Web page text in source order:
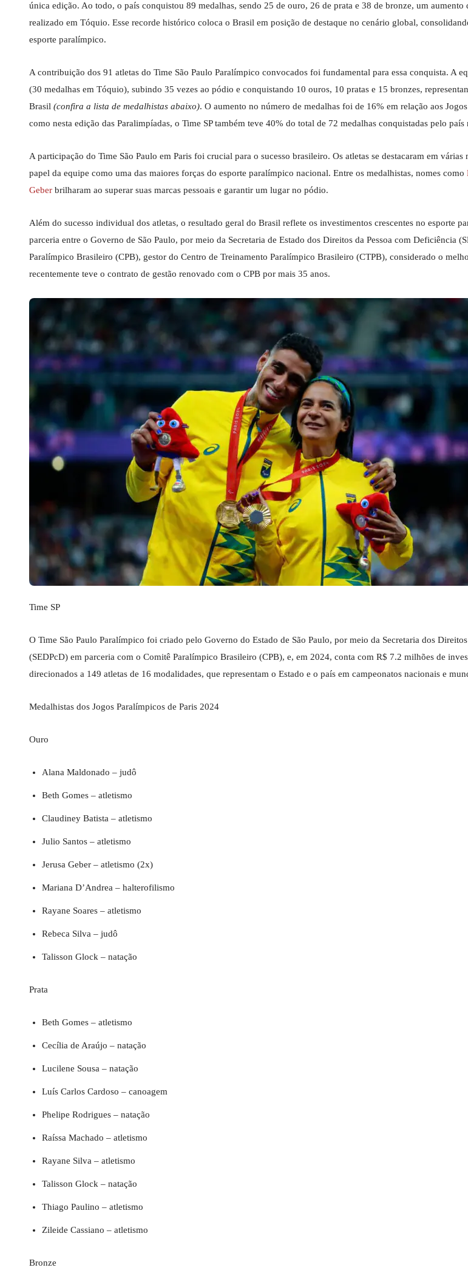
única edição. Ao todo, o país conquistou 89 medalhas, sendo 25 de ouro, 26 de prata e 38 de bronze, um aumento
realizado em Tóquio. Esse recorde histórico coloca o Brasil em posição de destaque no cenário global,
esporte paralímpico.
A contribuição dos 91 atletas do Time São Paulo Paralímpico convocados foi fundamental para essa conquista. A
(30 medalhas em Tóquio), subindo 35 vezes ao pódio e conquistando 10 ouros, 10 pratas e 15 bronzes,
Brasil (confira a lista de medalhistas abaixo). O aumento no número de medalhas foi de 16% em relação aos
como nesta edição das Paralimpíadas, o Time SP também teve 40% do total de 72 medalhas conquistadas pelo país
A participação do Time São Paulo em Paris foi crucial para o sucesso brasileiro. Os atletas se destacaram em
papel da equipe como uma das maiores forças do esporte paralímpico nacional. Entre os medalhistas, nomes como
Geber brilharam ao superar suas marcas pessoais e garantir um lugar no pódio.
Além do sucesso individual dos atletas, o resultado geral do Brasil reflete os investimentos crescentes no esporte
parceria entre o Governo de São Paulo, por meio da Secretaria de Estado dos Direitos da Pessoa com Deficiência
Paralímpico Brasileiro (CPB), gestor do Centro de Treinamento Paralímpico Brasileiro (CTPB), considerado o
recentemente teve o contrato de gestão renovado com o CPB por mais 35 anos.
Time SP
O Time São Paulo Paralímpico foi criado pelo Governo do Estado de São Paulo, por meio da Secretaria dos
(SEDPcD) em parceria com o Comitê Paralímpico Brasileiro (CPB), e, em 2024, conta com R$ 7.2 milhões de
direcionados a 149 atletas de 16 modalidades, que representam o Estado e o país em campeonatos nacionais e
Medalhistas dos Jogos Paralímpicos de Paris 2024
Ouro
Alana Maldonado – judô
Beth Gomes – atletismo
Claudiney Batista – atletismo
Julio Santos – atletismo
Jerusa Geber – atletismo (2x)
Mariana D’Andrea – halterofilismo
Rayane Soares – atletismo
Rebeca Silva – judô
Talisson Glock – natação
Prata
Beth Gomes – atletismo
Cecília de Araújo – natação
Lucilene Sousa – natação
Luís Carlos Cardoso – canoagem
Phelipe Rodrigues – natação
Raíssa Machado – atletismo
Rayane Silva – atletismo
Talisson Glock – natação
Thiago Paulino – atletismo
Zileide Cassiano – atletismo
Bronze